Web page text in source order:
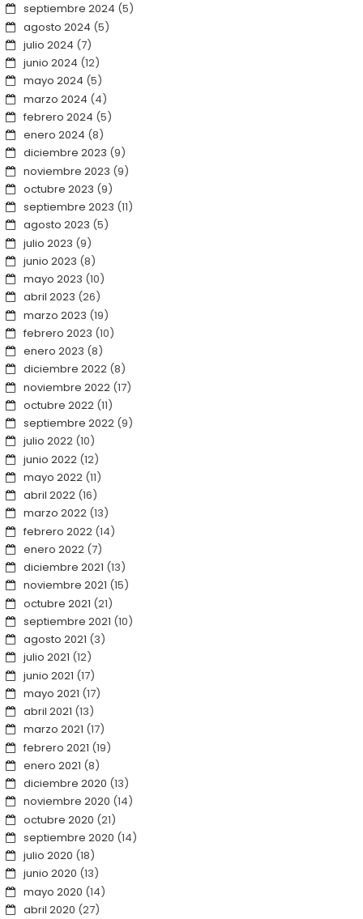
septiembre 2024 (5)
agosto 2024 (5)
julio 2024 (7)
junio 2024 (12)
mayo 2024 (5)
marzo 2024 (4)
febrero 2024 (5)
enero 2024 (8)
diciembre 2023 (9)
noviembre 2023 (9)
octubre 2023 (9)
septiembre 2023 (11)
agosto 2023 (5)
julio 2023 (9)
junio 2023 (8)
mayo 2023 (10)
abril 2023 (26)
marzo 2023 (19)
febrero 2023 (10)
enero 2023 (8)
diciembre 2022(8)
noviembre 2022(17)
octubre 2022(11)
septiembre 2022(9)
julio 2022(10)
junio 2022(12)
mayo 2022(11)
abril 2022(16)
marzo 2022(13)
febrero 2022(14)
enero 2022(7)
diciembre 2021 (13)
noviembre 2021 (15)
octubre 2021 (21)
septiembre 2021 (10)
agosto 2021 (3)
julio 2021 (12)
junio 2021 (17)
mayo 2021 (17)
abril 2021 (13)
marzo 2021 (17)
febrero 2021 (19)
enero 2021 (8)
diciembre 2020 (13)
noviembre 2020 (14)
octubre 2020 (21)
septiembre 2020 (14)
julio 2020 (18)
junio 2020 (13)
mayo 2020 (14)
abril 2020 (27)